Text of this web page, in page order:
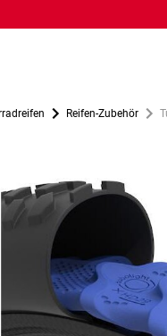
Reifen-Zubehör